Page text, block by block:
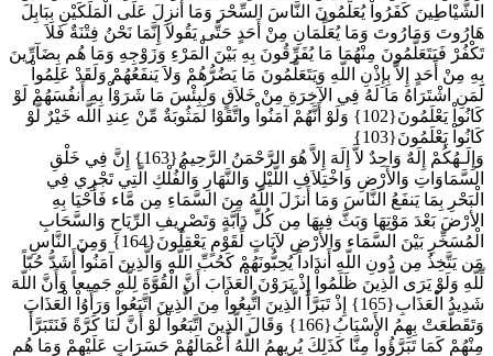
الشَّيْاطِينَ كَفَرُواْ يُعَلِّمُونَ النَّاسَ السِّحْرَ وَمَا أُنزِلَ عَلَى الْمَلَكَيْنِ بِبَابِلَ
هَارُوتَ وَمَارُوتَ وَمَا يُعَلِّمَانِ مِنْ أَحَدٍ حَتَّى يَقُولاَ إِنَّمَا نَحْنُ فِتْنَةٌ فَلاَ
تَكْفُرْ فَيَتَعَلَّمُونَ مِنْهُمَا مَا يُفَرِّقُونَ بِهِ بَيْنَ الْمَرْءِ وَزَوْجِهِ وَمَا هُم بِضَآرِّينَ
بِهِ مِنْ أَحَدٍ إِلاَّ بِإِذْنِ اللّهِ وَيَتَعَلَّمُونَ مَا يَضُرُّهُمْ وَلاَ يَنفَعُهُمْ وَلَقَدْ عَلِمُواْ
لَمَنِ اشْتَرَاهُ مَا لَهُ فِي الآخِرَةِ مِنْ خَلاَقٍ وَلَبِئْسَ مَا شَرَوْاْ بِهِ أَنفُسَهُمْ لَوْ
كَانُواْ يَعْلَمُونَ{102} وَلَوْ أَنَّهُمْ آمَنُواْ واتَّقَوْا لَمَثُوبَةٌ مِّنْ عِندِ اللَّه خَيْرٌ لَّوْ
كَانُواْ يَعْلَمُونَ{103}
وَإِلَـهُكُمْ إِلَهٌ وَاحِدٌ لاَّ إِلَهَ إِلاَّ هُوَ الرَّحْمَنُ الرَّحِيمُ{163} إِنَّ فِي خَلْقِ
السَّمَاوَاتِ وَالأَرْضِ وَاخْتِلاَفِ اللَّيْلِ وَالنَّهَارِ وَالْفُلْكِ الَّتِي تَجْرِي فِي
الْبَحْرِ بِمَا يَنفَعُ النَّاسَ وَمَا أَنزَلَ اللّهُ مِنَ السَّمَاءِ مِن مَّاء فَأَحْيَا بِهِ
الأرْضَ بَعْدَ مَوْتِهَا وَبَثَّ فِيهَا مِن كُلِّ دَآبَّةٍ وَتَصْرِيفِ الرِّيَاحِ وَالسَّحَابِ
الْمُسَخِّرِ بَيْنَ السَّمَاء وَالأَرْضِ لآيَاتٍ لِّقَوْمٍ يَعْقِلُونَ{164} وَمِنَ النَّاسِ
مَن يَتَّخِذُ مِن دُونِ اللّهِ أَندَاداً يُحِبُّونَهُمْ كَحُبِّ اللّهِ وَالَّذِينَ آمَنُواْ أَشَدُّ حُبّاً
لِّلّهِ وَلَوْ يَرَى الَّذِينَ ظَلَمُواْ إِذْ يَرَوْنَ الْعَذَابَ أَنَّ الْقُوَّةَ لِلّهِ جَمِيعاً وَأَنَّ اللّهَ
شَدِيدُ الْعَذَابِ{165} إِذْ تَبَرَّأَ الَّذِينَ اتُّبِعُواْ مِنَ الَّذِينَ اتَّبَعُواْ وَرَأَوُاْ الْعَذَابَ
وَتَقَطَّعَتْ بِهِمُ الأَسْبَابُ{166} وَقَالَ الَّذِينَ اتَّبَعُواْ لَوْ أَنَّ لَنَا كَرَّةً فَنَتَبَرَّأَ
مِنْهُمْ كَمَا تَبَرَّؤُواْ مِنَّا كَذَلِكَ يُرِيهِمُ اللّهُ أَعْمَالَهُمْ حَسَرَاتٍ عَلَيْهِمْ وَمَا هُم